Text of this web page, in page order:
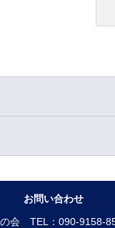
お問い合わせ
会 TEL：090-9158-